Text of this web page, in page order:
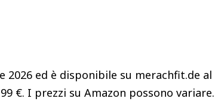
2026 ed è disponibile su merachfit.de al
€. I prezzi su Amazon possono variare.